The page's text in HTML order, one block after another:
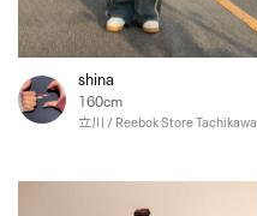
shina
160cm
立川 / Reebok Store Tachikawa